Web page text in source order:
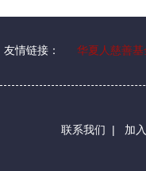
友情链接： 华夏人慈善基
联系我们 | 加